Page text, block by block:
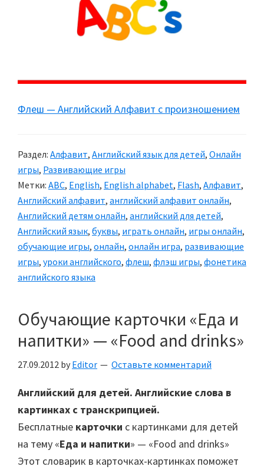
Флеш — Английский Алфавит с произношением
Раздел: Алфавит, Английский язык для детей, Онлайн
игры, Развивающие игры
Метки: ABC, English, English alphabet, Flash, Алфавит,
Английский алфавит, английский алфавит онлайн,
Английский детям онлайн, английский для детей,
Английский язык, буквы, играть онлайн, игры онлайн,
обучающие игры, онлайн, онлайн игра, развивающие
игры, уроки английского, флеш, флэш игры, фонетика
английского языка
Обучающие карточки «Еда и
напитки» — «Food and drinks»
27.09.2012 by Editor Оставьте комментарий
Английский для детей. Английские слова в
картинках с транскрипцией.
Бесплатные карточки с картинками для детей
на тему «Еда и напитки» — «Food and drinks»
Этот словарик в карточках-картинках поможет